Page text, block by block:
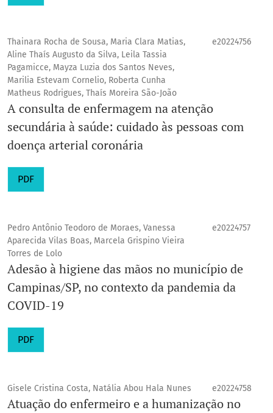
Thainara Rocha de Sousa, Maria Clara Matias,
Aline Thaís Augusto da Silva, Leila Tassia
Pagamicce, Mayza Luzia dos Santos Neves,
Marilia Estevam Cornelio, Roberta Cunha
Matheus Rodrigues, Thaís Moreira São-João
e20224756
A consulta de enfermagem na atenção
secundária à saúde: cuidado às pessoas com
doença arterial coronária
PDF
Pedro Antônio Teodoro de Moraes, Vanessa
Aparecida Vilas Boas, Marcela Grispino Vieira
Torres de Lolo
e20224757
Adesão à higiene das mãos no município de
Campinas/SP, no contexto da pandemia da
COVID-19
PDF
Gisele Cristina Costa, Natália Abou Hala Nunes e20224758
Atuação do enfermeiro e a humanização no